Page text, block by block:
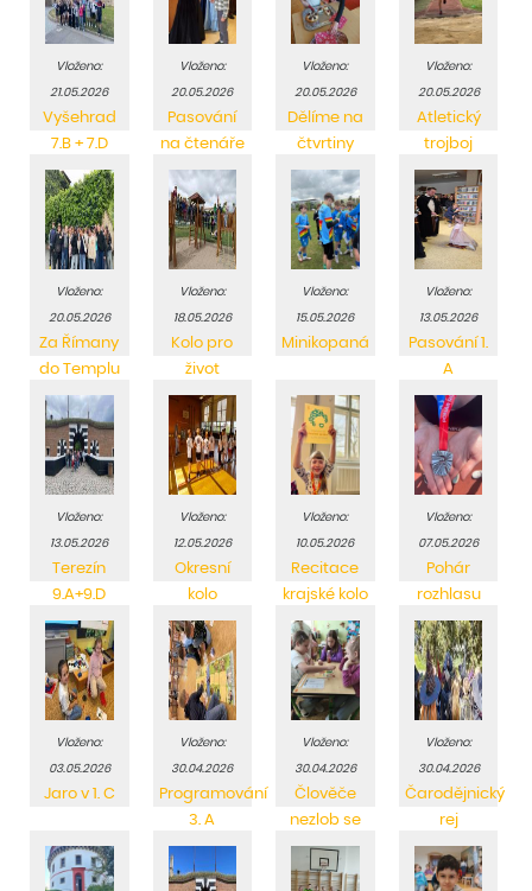
Vloženo:
21.05.2026
Vyšehrad
7.B + 7.D
Vloženo:
20.05.2026
Pasování
na čtenáře
1. C
Vloženo:
20.05.2026
Dělíme na
čtvrtiny
Vloženo:
20.05.2026
Atletický
trojboj
Vloženo:
20.05.2026
Za Římany
do Templu
Vloženo:
18.05.2026
Kolo pro
život
Vloženo:
15.05.2026
Minikopaná
Vloženo:
13.05.2026
Pasování 1.
A
Vloženo:
13.05.2026
Terezín
9.A+9.D
Vloženo:
12.05.2026
Okresní
kolo
vybíjené
Vloženo:
10.05.2026
Recitace
krajské kolo
Vloženo:
07.05.2026
Pohár
rozhlasu
Vloženo:
03.05.2026
Jaro v 1. C
Vloženo:
30.04.2026
Programování
3. A
Vloženo:
30.04.2026
Člověče
nezlob se
Vloženo:
30.04.2026
Čarodějnický
rej